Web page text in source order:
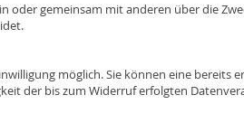
oder gemeinsam mit anderen über die
möglich. Sie können eine bereits
der bis zum Widerruf erfolgten